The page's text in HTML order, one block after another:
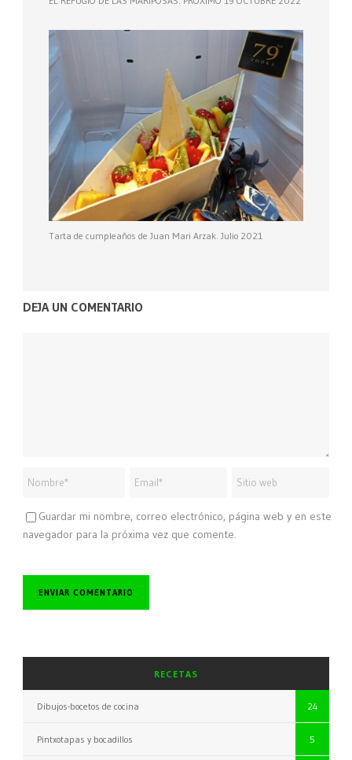
Tarta de cumpleaños de Juan Mari Arzak. Julio 2021
DEJA UN COMENTARIO
Guardar mi nombre, correo electrónico, página web y en este
navegador para la próxima vez que comente.
RECETAS
Dibujos-bocetos de cocina 24
Pintxotapas y bocadillos 5